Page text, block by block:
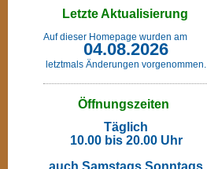
Letzte Aktualisierung
Auf dieser Homepage wurden am
04.08.2026
letztmals Änderungen vorgenommen.
Öffnungszeiten
Täglich
10.00 bis 20.00 Uhr
auch Samstags,Sonntags